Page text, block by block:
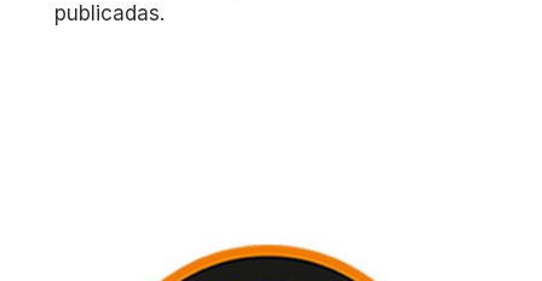
publicadas.